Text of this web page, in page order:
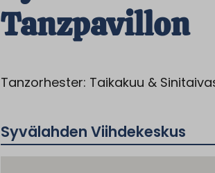
Tanzpavillon
Tanzorhester: Taikakuu &
Syvälahden Viihdekeskus